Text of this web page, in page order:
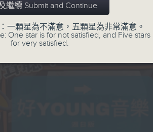
繼續 Submit and Continue
一顆星為不滿意，五顆星為非常滿意。
One star is for not satisfied, and Five stars
for very satisfied.